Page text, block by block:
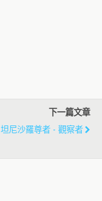
下一篇文章
坦尼沙羅尊者 - 觀察者